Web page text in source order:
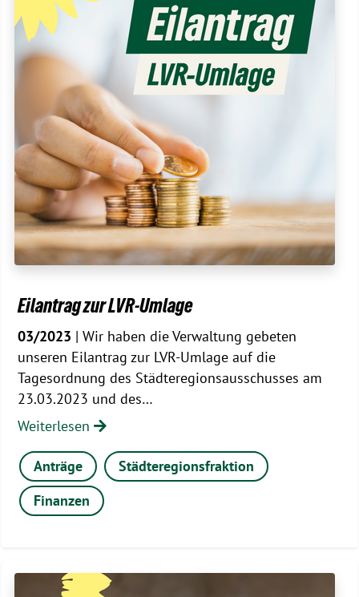
Eilantrag zur LVR-Umlage
03/2023 | Wir haben die Verwaltung gebeten
unseren Eilantrag zur LVR-Umlage auf die
Tagesordnung des Städteregionsausschusses am
23.03.2023 und des…
Weiterlesen
Anträge
Städteregionsfraktion
Finanzen